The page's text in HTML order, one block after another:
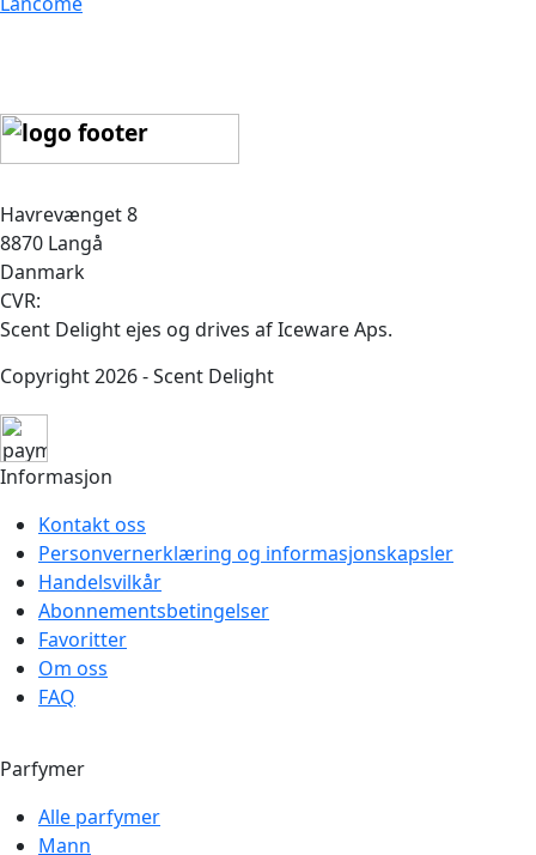
Havrevænget 8
8870 Langå
Danmark
CVR:
Scent Delight ejes og drives af Iceware Aps.
Copyright 2026 - Scent Delight
Informasjon
Kontakt oss
Personvernerklæring og informasjonskapsler
Handelsvilkår
Abonnementsbetingelser
Favoritter
Om oss
FAQ
Parfymer
Alle parfymer
Mann